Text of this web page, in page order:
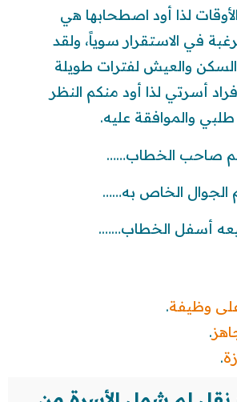
لذا أود اصطحابها هي
في الاستقرار سوياً، ولقد
والعيش لفترات طويلة
أسرتي لذا أود منكم النظر
والموافقة عليه.
صاحب الخطاب……
الجوال الخاص به……
أسفل الخطاب…….
وظيفة.
.
.